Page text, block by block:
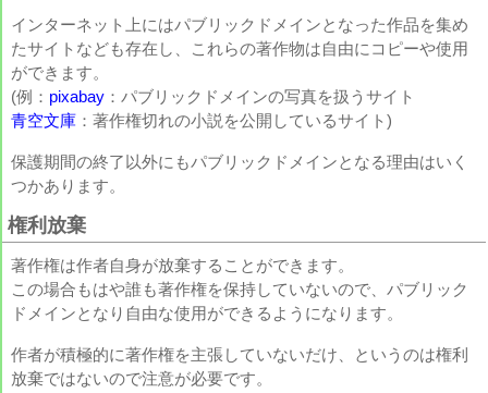
インターネット上にはパブリックドメインとなった作品を集め
たサイトなども存在し、これらの著作物は自由にコピーや使用
ができます。
(例： pixabay ：パブリックドメインの写真を扱うサイト
青空文庫 ：著作権切れの小説を公開しているサイト)
保護期間の終了以外にもパブリックドメインとなる理由はいく
つかあります。
権利放棄
著作権は作者自身が放棄することができます。
この場合もはや誰も著作権を保持していないので、パブリック
ドメインとなり自由な使用ができるようになります。
作者が積極的に著作権を主張していないだけ、というのは権利
放棄ではないので注意が必要です。